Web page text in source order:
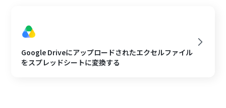
Google Driveにアップロードされたエクセルファイル
をスプレッドシートに変換する